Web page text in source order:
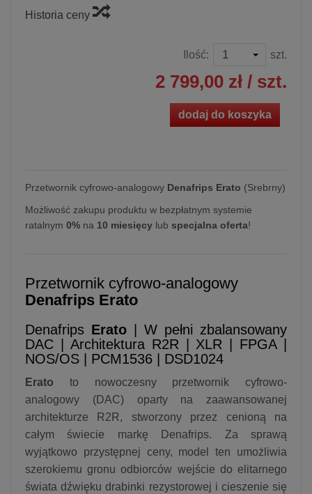
Historia ceny
Ilość: szt.
2 799,00 zł / szt.
dodaj do koszyka
Przetwornik cyfrowo-analogowy Denafrips Erato (Srebrny)
Możliwość zakupu produktu w bezpłatnym systemie
ratalnym 0% na 10 miesięcy lub specjalna oferta!
Przetwornik cyfrowo-analogowy
Denafrips Erato
Denafrips Erato | W pełni zbalansowany
DAC | Architektura R2R | XLR | FPGA |
NOS/OS | PCM1536 | DSD1024
Erato to nowoczesny przetwornik cyfrowo-
analogowy (DAC) oparty na zaawansowanej
architekturze R2R, stworzony przez cenioną na
całym świecie markę Denafrips. Za sprawą
wyjątkowo przystępnej ceny, model ten umożliwia
szerokiemu gronu odbiorców wejście do elitarnego
świata dźwięku drabinki rezystorowej i cieszenie się